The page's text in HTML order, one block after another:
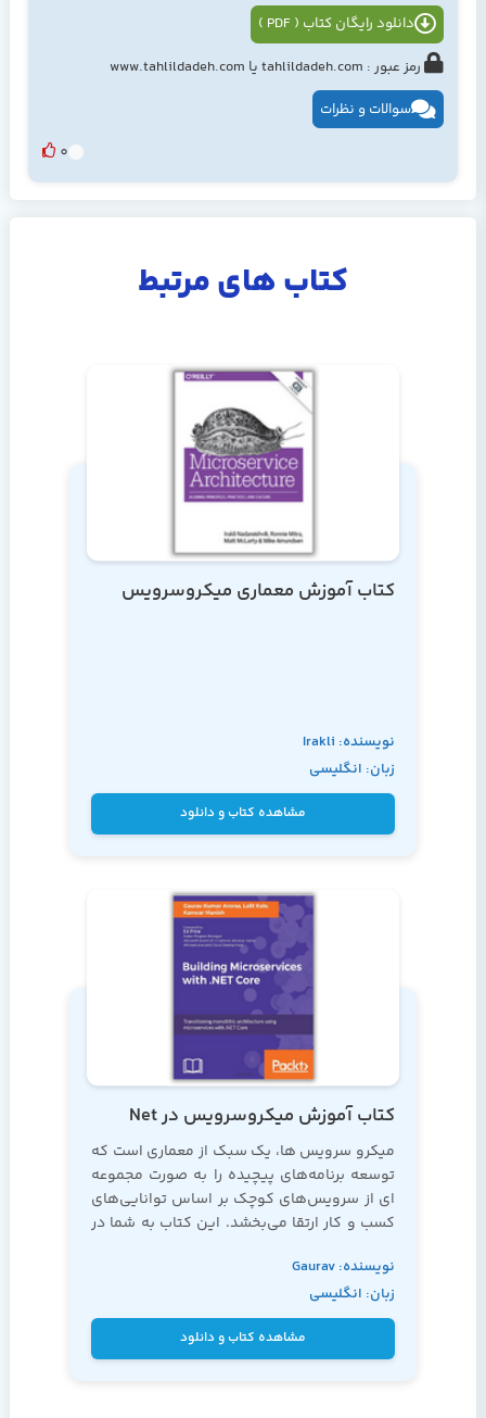
دانلود رایگان کتاب ( PDF )
رمز عبور : tahlildadeh.com یا www.tahlildadeh.com
سوالات و نظرات
0
کتاب های مرتبط
کتاب آموزش معماری میکروسرویس
نویسنده: Irakli
Nadareishvili,
Ronnie Mitra, Matt
McLarty & Mike
زبان: انگلیسی
مشاهده کتاب و دانلود
کتاب آموزش ميکروسرويس در Net
میکرو سرویس ها، یک سبک از معماری است که
توسعه برنامه‌های پیچیده را به صورت مجموعه
ای از سرویس‌های کوچک بر اساس توانایی‌های
کسب و کار ارتقا می‌بخشد. این کتاب به شما در
کسب و کار کمک می‌کند.
نویسنده: Gaurav
Kumar Aroraa,
Kanwar Manish, Lalit
Kale
زبان: انگلیسی
مشاهده کتاب و دانلود